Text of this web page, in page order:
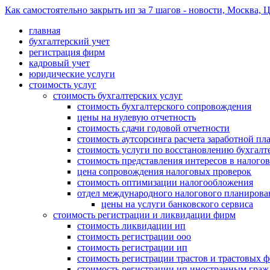
Как самостоятельно закрыть ип за 7 шагов - новости, Москва,
главная
бухгалтерский учет
регистрация фирм
кадровый учет
юридические услуги
стоимость услуг
стоимость бухгалтерских услуг
стоимость бухгалтерского сопровождения
цены на нулевую отчетность
стоимость сдачи годовой отчетности
стоимость аутсорсинга расчета заработной
стоимость услуги по восстановлению
стоимость представления интересов в
цена сопровождения налоговых проверок
стоимость оптимизации налогообложения
отдел международного налогового
цены на услуги банковского сервиса
стоимость регистрации и ликвидации фирм
стоимость ликвидации ип
стоимость регистрации ооо
стоимость регистрации ип
стоимость регистрации трастов и трастовых